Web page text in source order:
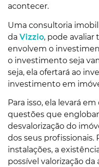
acontecer.
Uma consultoria
da Vizzio, pode avaliar
envolvem o
o investimento seja
seja, ela ofertará ao
investimento em
Para isso, ela levará
questões que
desvalorização do
dos seus profissionais.
instalações, a
possível valorização